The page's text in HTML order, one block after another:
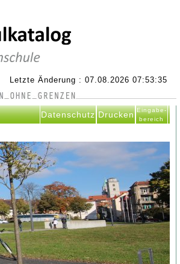
Letzte Änderung : 07.08.2026 07:53:35
Datenschutz Drucken Eingabe-
bereich